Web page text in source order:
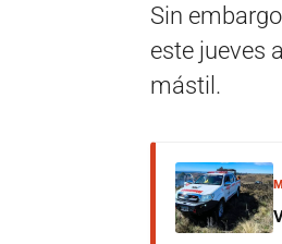
Sin
este jueves
mástil.